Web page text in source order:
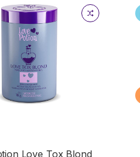
Love Tox Blond